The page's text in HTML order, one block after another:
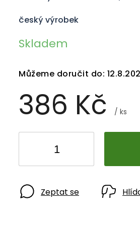
386 Kč / ks
Skladem
Můžeme doručit do:
český výrobek
Zeptat se